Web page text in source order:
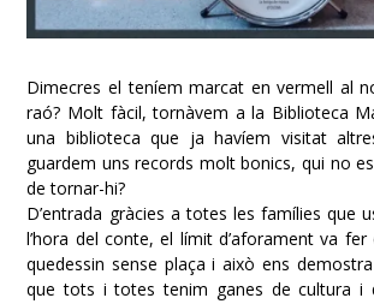
Dimecres el teníem marcat en vermell al
raó? Molt fàcil, tornàvem a la Biblioteca
una biblioteca que ja havíem visitat
guardem uns records molt bonics, qui no
de tornar-hi?
D’entrada gràcies a totes les famílies que
l’hora del conte, el límit d’aforament va
quedessin sense plaça i això ens
que tots i totes tenim ganes de cultura i